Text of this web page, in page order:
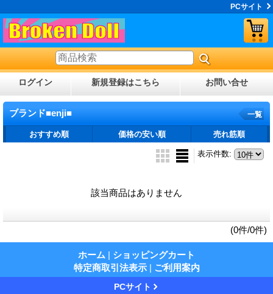
PCサイト
ログイン 新規登録はこちら お問い合せ
ブランド■enji■ 一覧
おすすめ順 価格の安い順 売れ筋順
表示件数:
該当商品はありません
(0件/0件)
ホーム | ショッピングカート
特定商取引法表示 | ご利用案内
PCサイト